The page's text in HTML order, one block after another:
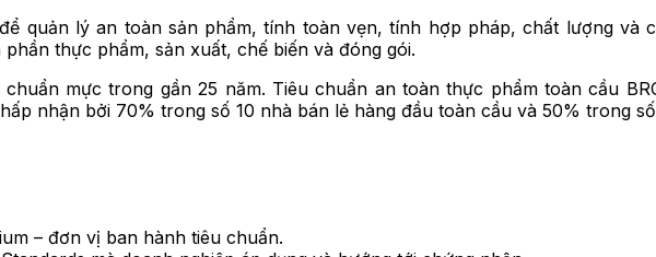
quản lý an toàn sản phẩm, tính toàn vẹn, tính hợp pháp, chất lượng và
thực phẩm, sản xuất, chế biến và đóng gói.
mực trong gần 25 năm. Tiêu chuẩn an toàn thực phẩm toàn cầu
nhận bởi 70% trong số 10 nhà bán lẻ hàng đầu toàn cầu và 50% trong
– đơn vị ban hành tiêu chuẩn.